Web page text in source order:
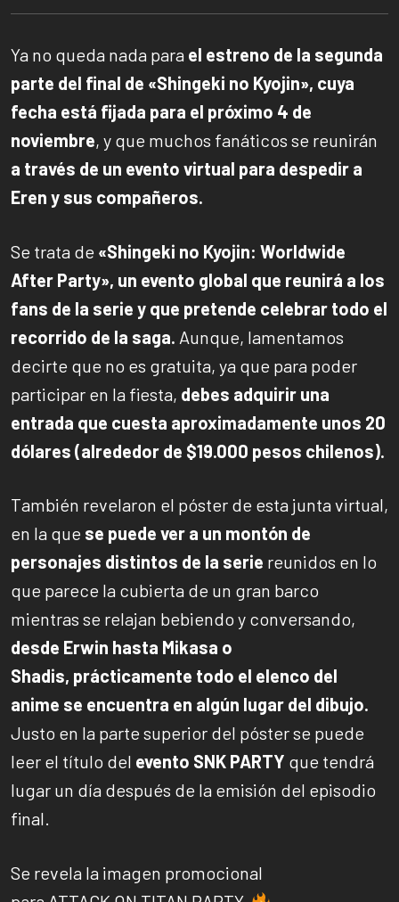
Ya no queda nada para el estreno de la segunda
parte del final de «Shingeki no Kyojin», cuya
fecha está fijada para el próximo 4 de
noviembre, y que muchos fanáticos se reunirán
a través de un evento virtual para despedir a
Eren y sus compañeros.
Se trata de «Shingeki no Kyojin: Worldwide
After Party», un evento global que reunirá a los
fans de la serie y que pretende celebrar todo el
recorrido de la saga. Aunque, lamentamos
decirte que no es gratuita, ya que para poder
participar en la fiesta, debes adquirir una
entrada que cuesta aproximadamente unos 20
dólares (alrededor de $19.000 pesos chilenos).
También revelaron el póster de esta junta virtual,
en la que se puede ver a un montón de
personajes distintos de la serie reunidos en lo
que parece la cubierta de un gran barco
mientras se relajan bebiendo y conversando,
desde Erwin hasta Mikasa o
Shadis, prácticamente todo el elenco del
anime se encuentra en algún lugar del dibujo.
Justo en la parte superior del póster se puede
leer el título del evento SNK PARTY que tendrá
lugar un día después de la emisión del episodio
final.
Se revela la imagen promocional